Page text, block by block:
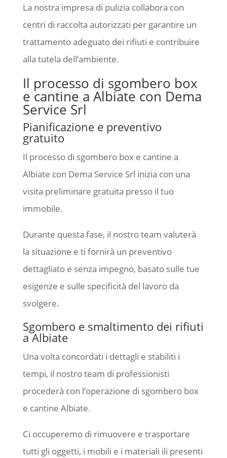
La nostra impresa di pulizia collabora con
centri di raccolta autorizzati per garantire un
trattamento adeguato dei rifiuti e contribuire
alla tutela dell’ambiente.
Il processo di sgombero box
e cantine a Albiate con Dema
Service Srl
Pianificazione e preventivo
gratuito
Il processo di sgombero box e cantine a
Albiate con Dema Service Srl inizia con una
visita preliminare gratuita presso il tuo
immobile.
Durante questa fase, il nostro team valuterà
la situazione e ti fornirà un preventivo
dettagliato e senza impegno, basato sulle tue
esigenze e sulle specificità del lavoro da
svolgere.
Sgombero e smaltimento dei rifiuti
a Albiate
Una volta concordati i dettagli e stabiliti i
tempi, il nostro team di professionisti
procederà con l’operazione di sgombero box
e cantine Albiate.
Ci occuperemo di rimuovere e trasportare
tutti gli oggetti, i mobili e i materiali ili presenti